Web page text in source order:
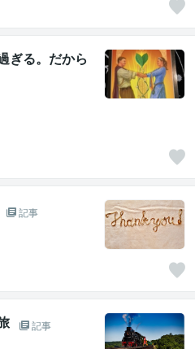
ぎる。だから
記事
記事